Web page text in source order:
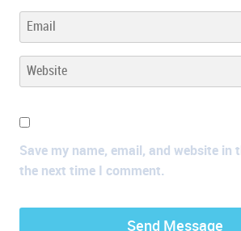
Save my name, email, and website in
the next time I comment.